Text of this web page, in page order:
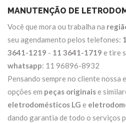
MANUTENÇÃO DE
Você que mora ou trabalha na
seu agendamento pelos telefones:
3641-1219 - 11 3641-1719 e tire
whatsapp: 11 96896-8932
Pensando sempre no cliente nossa
opções em peças originaise
eletrodomésticos LG e
dando garantia de todo o serviços